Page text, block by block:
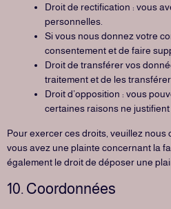
Droit de rectification : vous
personnelles.
Si vous nous donnez votre
consentement et de faire
Droit de transférer vos
traitement et de les
Droit d’opposition : vous
certaines raisons ne justifient
Pour exercer ces droits, veuillez
vous avez une plainte concernant la
également le droit de déposer une
10. Coordonnées